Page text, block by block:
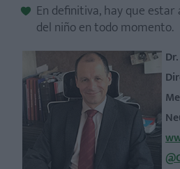
En definitiva, hay que
del niño en todo momento.